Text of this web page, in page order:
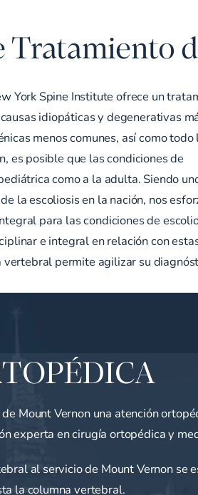
Tratamiento
York Spine Institute ofrece un
idiopáticas y degenerativas
menos comunes, así como todo
es posible que las condiciones de
como a la adulta. Siendo
la escoliosis en la nación, nos
para las condiciones de
e integral en relación con
permite agilizar su
Mount Vernon una atención
experta en cirugía ortopédica y
al servicio de Mount Vernon
la columna vertebral.